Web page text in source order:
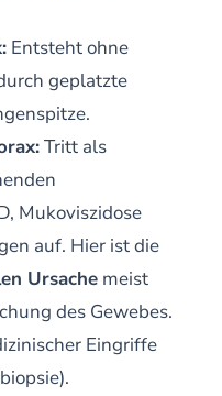
Entsteht ohne
geplatzte
Tritt als
Mukoviszidose
auf. Hier ist die
Ursachemeist
des Gewebes.
Eingriffe